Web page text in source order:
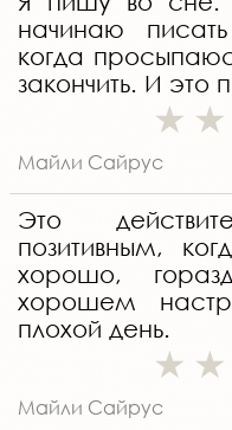
начинаю
когда
закончить. И это
Майли Сайрус
Это
позитивным,
хорошо,
хорошем
плохой день.
Майли Сайрус